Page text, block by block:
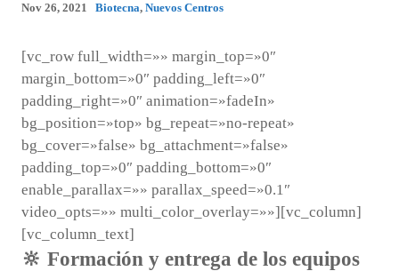
Nov 26, 2021 Biotecna, Nuevos Centros
[vc_row full_width=»» margin_top=»0″
margin_bottom=»0″ padding_left=»0″
padding_right=»0″ animation=»fadeIn»
bg_position=»top» bg_repeat=»no-repeat»
bg_cover=»false» bg_attachment=»false»
padding_top=»0″ padding_bottom=»0″
enable_parallax=»» parallax_speed=»0.1″
video_opts=»» multi_color_overlay=»»][vc_column]
[vc_column_text]
🔆 Formación y entrega de los equipos